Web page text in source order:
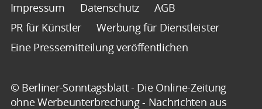
Impressum
Datenschutz
AGB
PR für Künstler
Werbung für Dienstleister
Eine Pressemitteilung veröffentlichen
© Berliner-Sonntagsblatt - Die Online-Zeitung
ohne Werbeunterbrechung - Nachrichten aus